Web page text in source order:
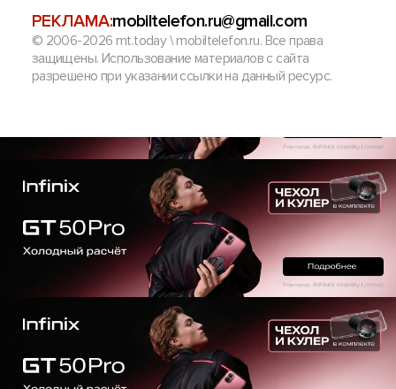
РЕКЛАМА:mobiltelefon.ru@gmail.com
© 2006-2026 mt.today \ mobiltelefon.ru. Все права
защищены. Использование материалов с сайта
разрешено при указании ссылки на данный ресурс.